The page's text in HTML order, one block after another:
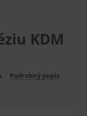
KDM
Podrobný popis